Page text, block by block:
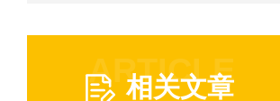
ARTICLE
相关文章